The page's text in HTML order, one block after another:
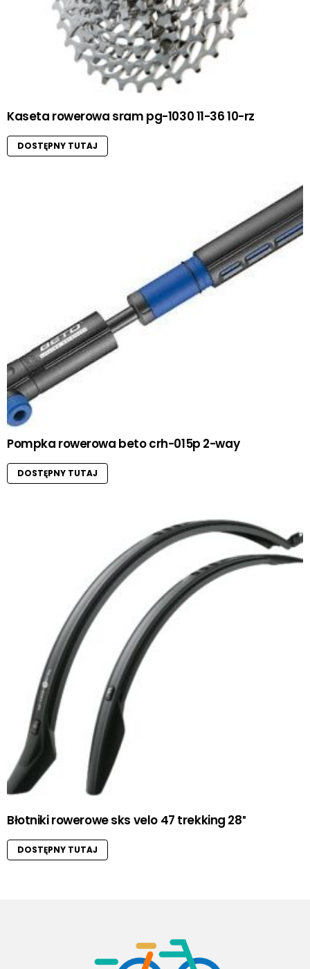
Kaseta rowerowa sram pg-1030 11-36 10-rz
DOSTĘPNY TUTAJ
Pompka rowerowa beto crh-015p 2-way
DOSTĘPNY TUTAJ
Błotniki rowerowe sks velo 47 trekking 28″
DOSTĘPNY TUTAJ